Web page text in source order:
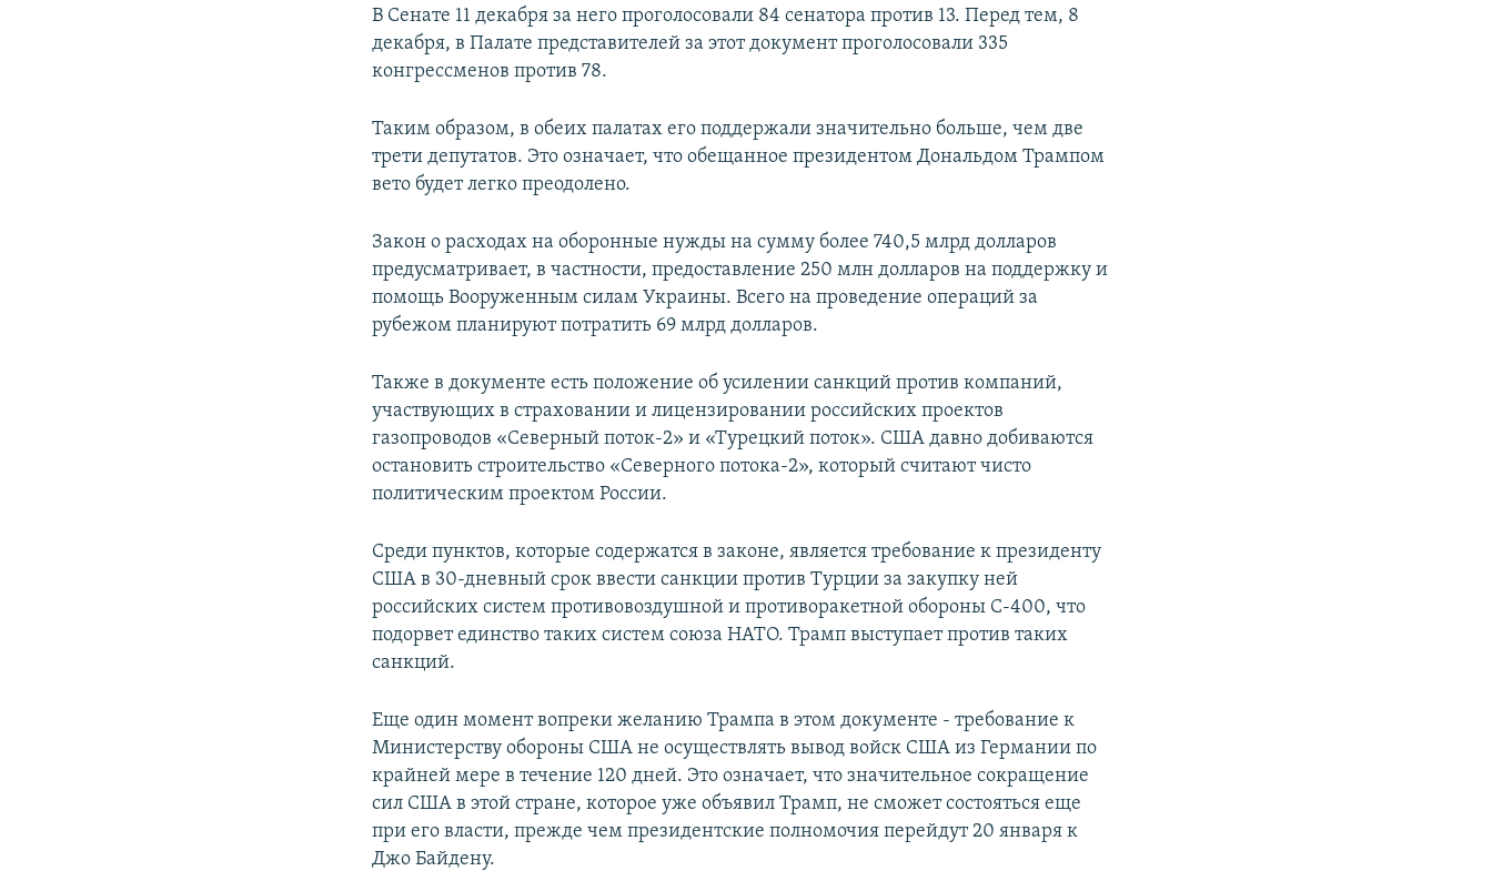
В Сенате 11 декабря за него проголосовали 84 сенатора против 13. Перед тем, 8
декабря, в Палате представителей за этот документ проголосовали 335
конгрессменов против 78.
Таким образом, в обеих палатах его поддержали значительно больше, чем две
трети депутатов. Это означает, что обещанное президентом Дональдом Трампом
вето будет легко преодолено.
Закон о расходах на оборонные нужды на сумму более 740,5 млрд долларов
предусматривает, в частности, предоставление 250 млн долларов на поддержку и
помощь Вооруженным силам Украины. Всего на проведение операций за
рубежом планируют потратить 69 млрд долларов.
Также в документе есть положение об усилении санкций против компаний,
участвующих в страховании и лицензировании российских проектов
газопроводов «Северный поток-2» и «Турецкий поток». США давно добиваются
остановить строительство «Северного потока-2», который считают чисто
политическим проектом России.
Среди пунктов, которые содержатся в законе, является требование к президенту
США в 30-дневный срок ввести санкции против Турции за закупку ней
российских систем противовоздушной и противоракетной обороны С-400, что
подорвет единство таких систем союза НАТО. Трамп выступает против таких
санкций.
Еще один момент вопреки желанию Трампа в этом документе - требование к
Министерству обороны США не осуществлять вывод войск США из Германии по
крайней мере в течение 120 дней. Это означает, что значительное сокращение
сил США в этой стране, которое уже объявил Трамп, не сможет состояться еще
при его власти, прежде чем президентские полномочия перейдут 20 января к
Джо Байдену.